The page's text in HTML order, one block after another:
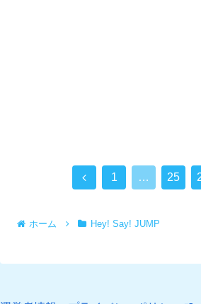
前
1 … 25
ホーム Hey! Say! JUMP